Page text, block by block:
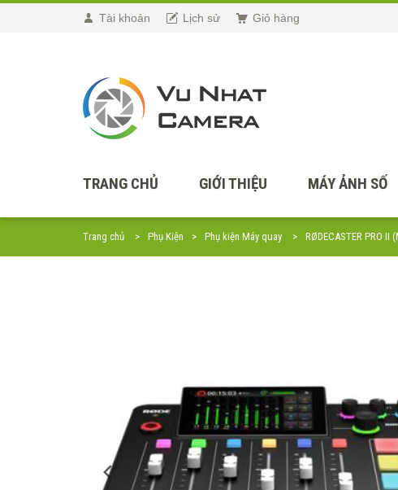
Tài khoản Lịch sử Giỏ hàng
TRANG CHỦ GIỚI THIỆU MÁY ẢNH SỐ
Trang chủ Phụ Kiện Phụ kiện Máy quay RØDECASTER PRO II